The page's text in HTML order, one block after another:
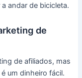
andar de bicicleta.
de
de afiliados, mas
um dinheiro fácil.